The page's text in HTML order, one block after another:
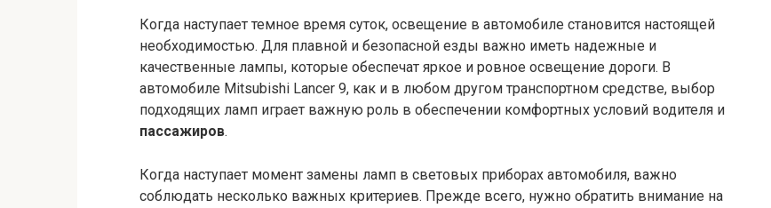
Когда наступает темное время суток, освещение в автомобиле становится настоящей
необходимостью. Для плавной и безопасной езды важно иметь надежные и
качественные лампы, которые обеспечат яркое и ровное освещение дороги. В
автомобиле Mitsubishi Lancer 9, как и в любом другом транспортном средстве, выбор
подходящих ламп играет важную роль в обеспечении комфортных условий водителя и
пассажиров.
Когда наступает момент замены ламп в световых приборах автомобиля, важно
соблюдать несколько важных критериев. Прежде всего, нужно обратить внимание на